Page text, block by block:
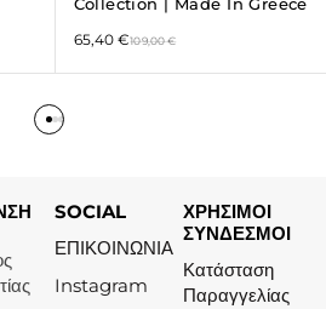
109,00€
65,40€
SOCIAL
ΕΠΙΚΟΙΝΩΝΙΑ
Instagram
ΧΡΗΣΙΜΟΙ
ΣΥΝΔΕΣΜΟΙ
Κατάσταση
Παραγγελίας